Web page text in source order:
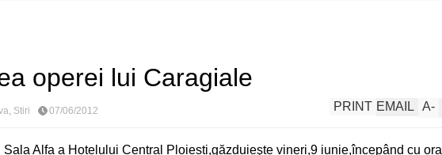
operei lui Caragiale
, Stiri 07/06/2012 A-
EMAIL
PRINT
Sala Alfa a Hotelului Central Ploiesti,găzduieşte vineri,9 iunie,începând cu ora